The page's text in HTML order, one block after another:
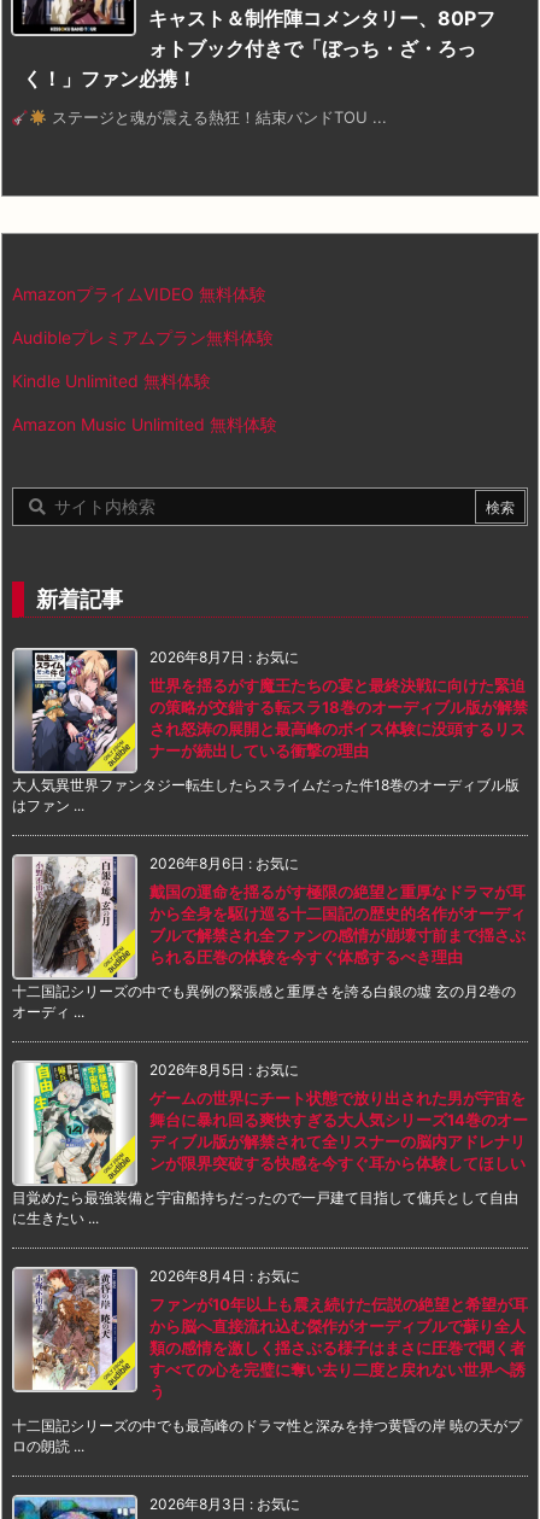
キャスト＆制作陣コメンタリー、80Pフ
ォトブック付きで「ぼっち・ざ・ろっ
く！」ファン必携！
ステージと魂が震える熱狂！結束バンドTOU ...
AmazonプライムVIDEO 無料体験
Audibleプレミアムプラン無料体験
Kindle Unlimited 無料体験
Amazon Music Unlimited 無料体験
新着記事
2026年8月7日 : お気に
世界を揺るがす魔王たちの宴と最終決戦に向けた緊迫
の策略が交錯する転スラ18巻のオーディブル版が解禁
され怒涛の展開と最高峰のボイス体験に没頭するリス
ナーが続出している衝撃の理由
大人気異世界ファンタジー転生したらスライムだった件18巻のオーディブル版
はファン ...
2026年8月6日 : お気に
戴国の運命を揺るがす極限の絶望と重厚なドラマが耳
から全身を駆け巡る十二国記の歴史的名作がオーディ
ブルで解禁され全ファンの感情が崩壊寸前まで揺さぶ
られる圧巻の体験を今すぐ体感するべき理由
十二国記シリーズの中でも異例の緊張感と重厚さを誇る白銀の墟 玄の月2巻の
オーディ ...
2026年8月5日 : お気に
ゲームの世界にチート状態で放り出された男が宇宙を
舞台に暴れ回る爽快すぎる大人気シリーズ14巻のオー
ディブル版が解禁されて全リスナーの脳内アドレナリ
ンが限界突破する快感を今すぐ耳から体験してほしい
目覚めたら最強装備と宇宙船持ちだったので一戸建て目指して傭兵として自由
に生きたい ...
2026年8月4日 : お気に
ファンが10年以上も震え続けた伝説の絶望と希望が耳
から脳へ直接流れ込む傑作がオーディブルで蘇り全人
類の感情を激しく揺さぶる様子はまさに圧巻で聞く者
すべての心を完璧に奪い去り二度と戻れない世界へ誘
う
十二国記シリーズの中でも最高峰のドラマ性と深みを持つ黄昏の岸 暁の天がプ
ロの朗読 ...
2026年8月3日 : お気に